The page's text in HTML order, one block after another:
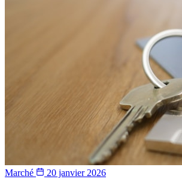
Marché 20 janvier 2026